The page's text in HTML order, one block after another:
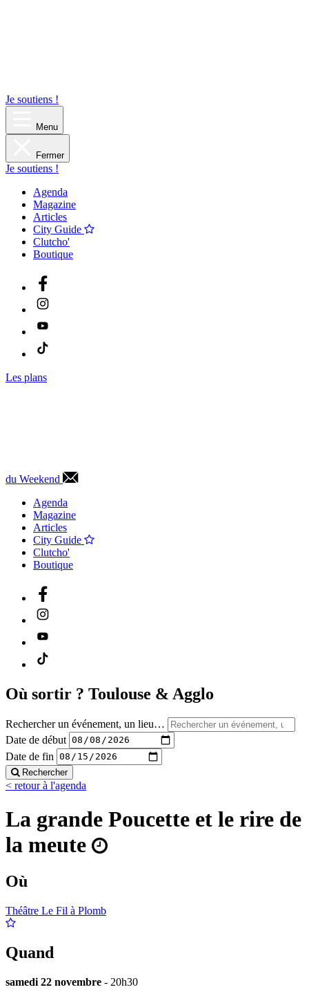
Je soutiens !
Menu
Fermer
Je soutiens !
Agenda
Magazine
Articles
City Guide
Clutcho'
Boutique
Les plans
du Weekend
Agenda
Magazine
Articles
City Guide
Clutcho'
Boutique
Où sortir ? Toulouse & Agglo
Rechercher un événement, un lieu…
Date de début
Date de fin
Rechercher
< retour à l'agenda
La grande Poucette et le rire de
la meute
Où
Théâtre Le Fil à Plomb
Quand
samedi 22 novembre - 20h30